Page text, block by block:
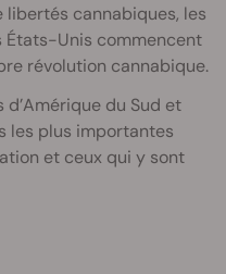
cannabiques, les
États-Unis commencent
révolution cannabique.
du Sud et
les plus importantes
et ceux qui y sont